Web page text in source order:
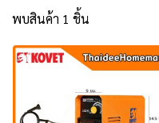
พบสินค้า 1 ชิ้น